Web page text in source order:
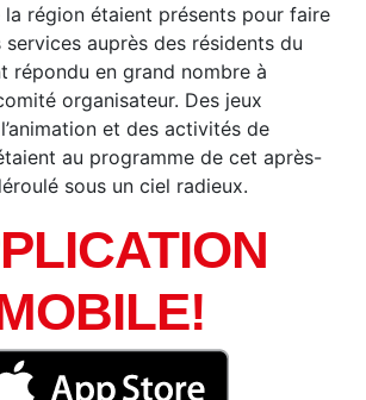
la région étaient présents pour faire
auprès des résidents du
répondu en grand nombre à
organisateur. Des jeux
et des activités de
au programme de cet après-
sous un ciel radieux.